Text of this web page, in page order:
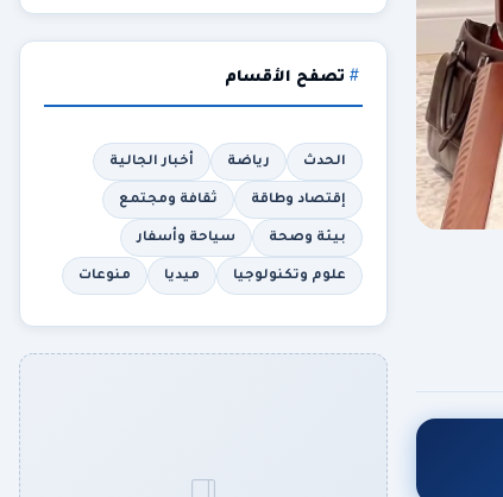
تصفح الأقسام
الحدث رياضة أخبار الجالية
إقتصاد وطاقة ثقافة ومجتمع
بيئة وصحة سياحة وأسفار
علوم وتكنولوجيا ميديا منوعات